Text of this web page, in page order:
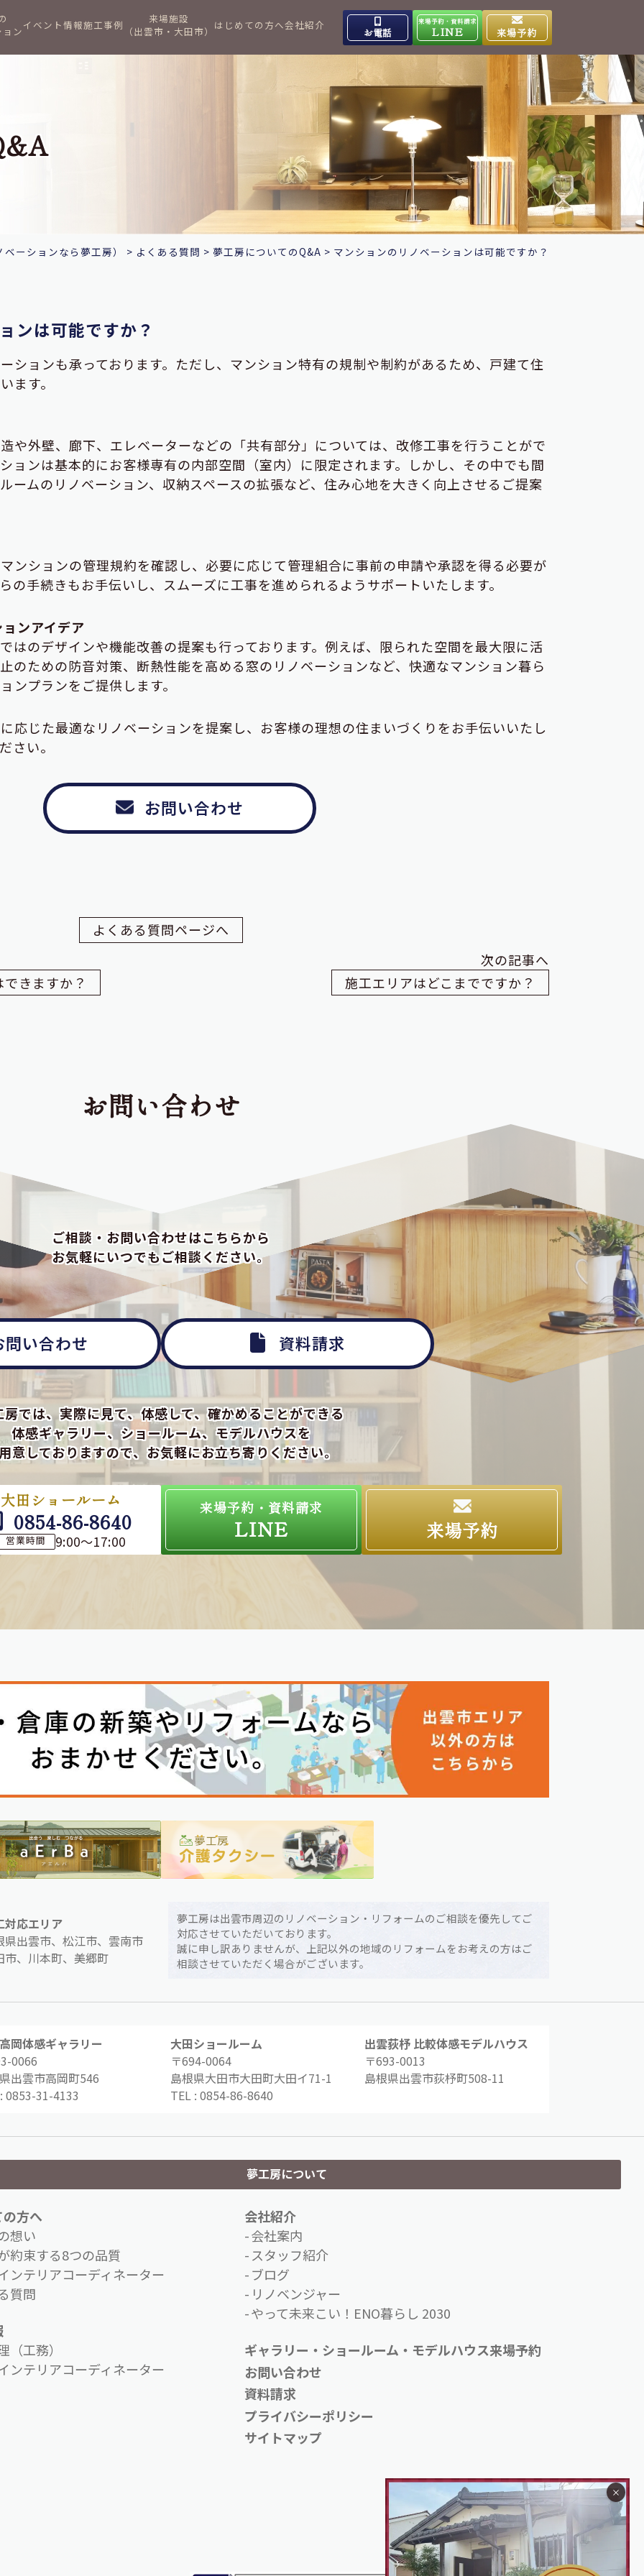
ンイベント情報施工事例
来場施設
（出雲市・大田市） はじめての方へ会社紹介
お電話
出雲高岡体感ギャラリー
0853-31-4133
営業時間 9:00～17:00
定休日
大田ショールーム
0854-86-8640
営業時間 9:00～17:00
来場予約・資料請求
LINE 来場予約
ーションなら夢工房） > よくある質問 > 夢工房についてのQ&A > マンションのリノベーションは可能ですか？
ンは可能ですか？
ションも承っております。ただし、マンション特有の規制や制約があるため、戸建て住
ます。
や外壁、廊下、エレベーターなどの「共有部分」については、改修工事を行うことがで
ョンは基本的にお客様専有の内部空間（室内）に限定されます。しかし、その中でも間
ームのリノベーション、収納スペースの拡張など、住み心地を大きく向上させるご提案
ンションの管理規約を確認し、必要に応じて管理組合に事前の申請や承認を得る必要が
の手続きもお手伝いし、スムーズに工事を進められるようサポートいたします。
ンアイデア
はのデザインや機能改善の提案も行っております。例えば、限られた空間を最大限に活
のための防音対策、断熱性能を高める窓のリノベーションなど、快適なマンション暮ら
ンプランをご提供します。
応じた最適なリノベーションを提案し、お客様の理想の住まいづくりをお手伝いいたし
さい。
お問い合わせ
よくある質問ページへ
きますか？
次の記事へ
施工エリアはどこまでですか？
お問い合わせ
ご相談・お問い合わせはこちらから
お気軽にいつでもご相談ください。
問い合わせ 資料請求
房では、実際に見て、体感して、確かめることができる
体感ギャラリー、ショールーム、モデルハウスを
意しておりますので、お気軽にお立ち寄りください。
大田ショールーム
0854-86-8640
営業時間 9:00～17:00
来場予約・資料請求
LINE 来場予約
対応エリア
県出雲市、松江市、雲南市
市、川本町、美郷町
夢工房は出雲市周辺のリノベーション・リフォームのご相談を優先してご
対応させていただいております。
誠に申し訳ありませんが、上記以外の地域のリフォームをお考えの方はご
相談させていただく場合がございます。
岡体感ギャラリー
0066
出雲市高岡町546
0853-31-4133
大田ショールーム
〒694-0064
島根県大田市大田町大田イ71-1
TEL : 0854-86-8640
出雲荻杼 比較体感モデルハウス
〒693-0013
島根県出雲市荻杼町508-11
夢工房について
方へ
想い
約束する8つの品質
ンテリアコーディネーター
質問
（工務）
ンテリアコーディネーター
会社紹介
会社案内
スタッフ紹介
ブログ
リノベンジャー
やって未来こい！ENO暮らし 2030
ギャラリー・ショールーム・モデルハウス来場予約
お問い合わせ
資料請求
プライバシーポリシー
サイトマップ